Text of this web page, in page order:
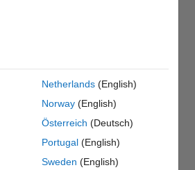
Netherlands(English)
Norway(English)
Österreich (Deutsch)
Portugal(English)
Sweden (English)